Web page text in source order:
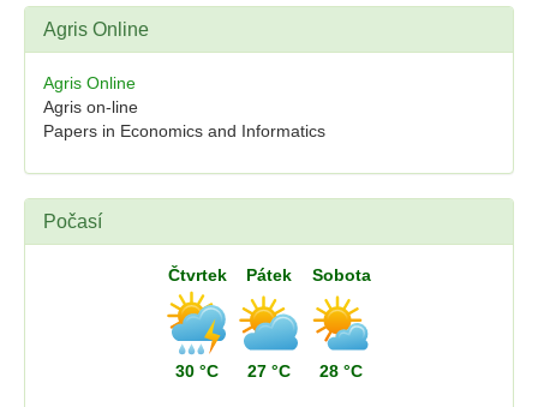
Agris Online
Agris Online
Agris on-line
Papers in Economics and Informatics
Počasí
Čtvrtek
30 °C
Pátek
27 °C
Sobota
28 °C